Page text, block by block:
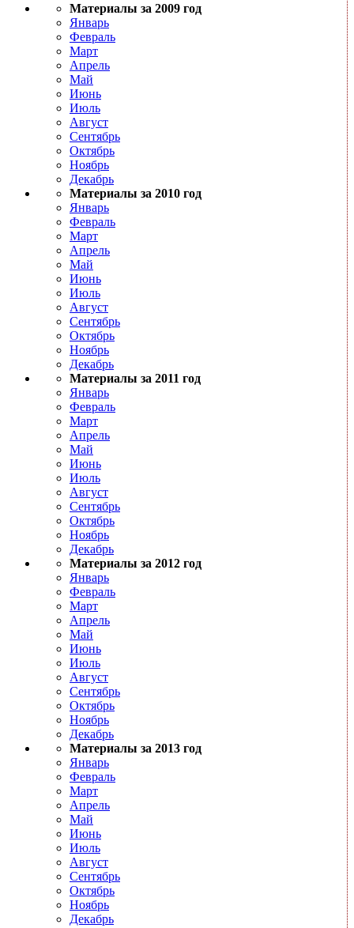
Материалы за 2009 год
Январь
Февраль
Март
Апрель
Май
Июнь
Июль
Август
Сентябрь
Октябрь
Ноябрь
Декабрь
Материалы за 2010 год
Январь
Февраль
Март
Апрель
Май
Июнь
Июль
Август
Сентябрь
Октябрь
Ноябрь
Декабрь
Материалы за 2011 год
Январь
Февраль
Март
Апрель
Май
Июнь
Июль
Август
Сентябрь
Октябрь
Ноябрь
Декабрь
Материалы за 2012 год
Январь
Февраль
Март
Апрель
Май
Июнь
Июль
Август
Сентябрь
Октябрь
Ноябрь
Декабрь
Материалы за 2013 год
Январь
Февраль
Март
Апрель
Май
Июнь
Июль
Август
Сентябрь
Октябрь
Ноябрь
Декабрь